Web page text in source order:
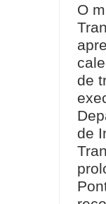
O
de
de